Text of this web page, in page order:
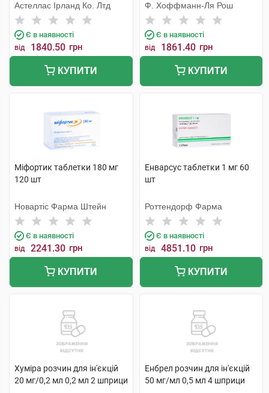
Астеллас Ірланд Ко. Лтд
Є в наявності
від 1840.50 грн
КУПИТИ
Ф. Хоффманн-Ля Рош
Є в наявності
від 1861.40 грн
КУПИТИ
Міфортик таблетки 180 мг
120 шт
Новартіс Фарма Штейн
Є в наявності
від 2241.30 грн
КУПИТИ
Енварсус таблетки 1 мг 60
шт
Роттендорф Фарма
Є в наявності
від 4851.10 грн
КУПИТИ
Хуміра розчин для ін'єкцій
20 мг/0,2 мл 0,2 мл 2 шприци
Енбрел розчин для ін'єкцій
50 мг/мл 0,5 мл 4 шприци